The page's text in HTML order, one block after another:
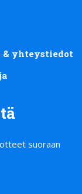
& yhteystiedot
suoraan